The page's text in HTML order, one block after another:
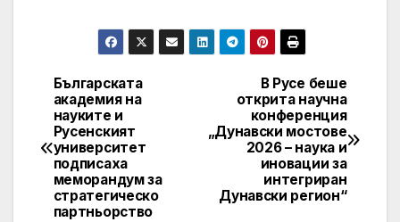
Post
navigation
В Русе беше
открита научна
конференция
„Дунавски мостове
2026 – наука и
иновации за
интегриран
Дунавски регион“
Българската
академия на
науките и
Русенският
университет
подписаха
меморандум за
стратегическо
партньорство